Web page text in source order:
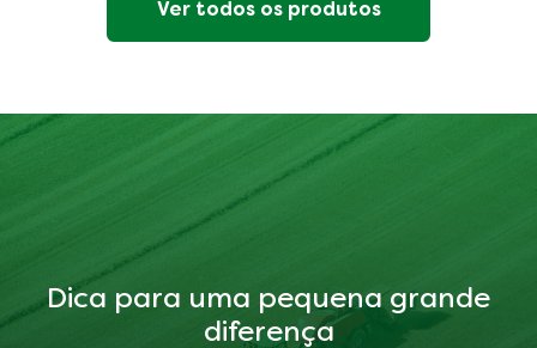
Ver todos os produtos
Dica para uma pequena grande
diferença